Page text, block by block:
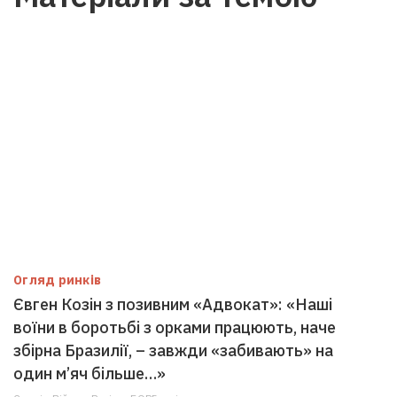
Огляд ринків
Євген Козін з позивним «Адвокат»: «Наші
воїни в боротьбі з орками працюють, наче
збірна Бразилії, – завжди «забивають» на
один м’яч більше…»